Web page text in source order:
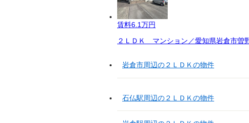
賃料6.1万円
２ＬＤＫ マンション／愛知県岩倉市曽
岩倉市周辺の２ＬＤＫの物件
石仏駅周辺の２ＬＤＫの物件